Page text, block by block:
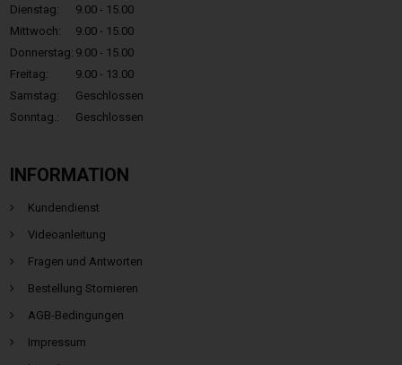
Dienstag:
9.00 - 15.00
Mittwoch:
9.00 - 15.00
Donnerstag: 9.00 - 15.00
Freitag:
9.00 - 13.00
Samstag:
Geschlossen
Sonntag.:
Geschlossen
INFORMATION
Kundendienst
Videoanleitung
Fragen und Antworten
Bestellung Stornieren
AGB-Bedingungen
Impressum